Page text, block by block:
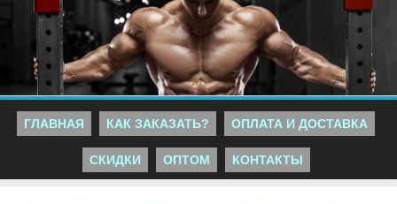
ГЛАВНАЯ КАК ЗАКАЗАТЬ? ОПЛАТА И ДОСТАВКА
СКИДКИ ОПТОМ КОНТАКТЫ